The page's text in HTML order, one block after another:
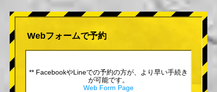
Webフォームで予約
** FacebookやLineでの予約の方が、より早い手続き
が可能です。
Web Form Page